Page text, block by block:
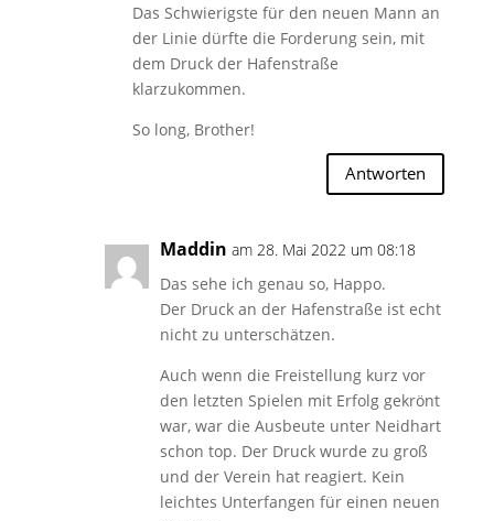
Das Schwierigste für den neuen Mann an
der Linie dürfte die Forderung sein, mit
dem Druck der Hafenstraße
klarzukommen.
So long, Brother!
Antworten
Maddin am 28. Mai 2022 um 08:18
Das sehe ich genau so, Happo.
Der Druck an der Hafenstraße ist echt
nicht zu unterschätzen.
Auch wenn die Freistellung kurz vor
den letzten Spielen mit Erfolg gekrönt
war, war die Ausbeute unter Neidhart
schon top. Der Druck wurde zu groß
und der Verein hat reagiert. Kein
leichtes Unterfangen für einen neuen